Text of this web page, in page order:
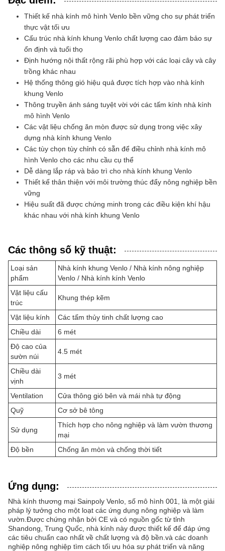
Thiết kế nhà kính mô hình Venlo bền vững cho sự phát triển
thực vật tối ưu
Cấu trúc nhà kính khung Venlo chất lượng cao đảm bảo sự
ổn định và tuổi thọ
Định hướng nội thất rộng rãi phù hợp với các loại cây và cây
trồng khác nhau
Hệ thống thông gió hiệu quả được tích hợp vào nhà kính
khung Venlo
Thông truyền ánh sáng tuyệt vời với các tấm kính nhà kính
mô hình Venlo
Các vật liệu chống ăn mòn được sử dụng trong việc xây
dựng nhà kính khung Venlo
Các tùy chọn tùy chỉnh có sẵn để điều chỉnh nhà kính mô
hình Venlo cho các nhu cầu cụ thể
Dễ dàng lắp ráp và bảo trì cho nhà kính khung Venlo
Thiết kế thân thiện với môi trường thúc đẩy nông nghiệp bền
vững
Hiệu suất đã được chứng minh trong các điều kiện khí hậu
khác nhau với nhà kính khung Venlo
Các thông số kỹ thuật:
Loại sản
phẩm
Nhà kính khung Venlo / Nhà kính nông nghiệp
Venlo / Nhà kính kính Venlo
Vật liệu cấu
trúc
Khung thép kẽm
Vật liệu kính
Các tấm thủy tinh chất lượng cao
Chiều dài
6 mét
Độ cao của
sườn núi
4.5 mét
Chiều dài
vịnh
3 mét
Ventilation
Cửa thông gió bên và mái nhà tự động
Quỹ
Cơ sở bê tông
Sử dụng
Thích hợp cho nông nghiệp và làm vườn thương
mại
Độ bền
Chống ăn mòn và chống thời tiết
Ứng dụng:
Nhà kính thương mại Sainpoly Venlo, số mô hình 001, là một giải
pháp lý tưởng cho một loạt các ứng dụng nông nghiệp và làm
vườn.Được chứng nhận bởi CE và có nguồn gốc từ tỉnh
Shandong, Trung Quốc, nhà kính này được thiết kế để đáp ứng
các tiêu chuẩn cao nhất về chất lượng và độ bền.và các doanh
nghiệp nông nghiệp tìm cách tối ưu hóa sự phát triển và năng